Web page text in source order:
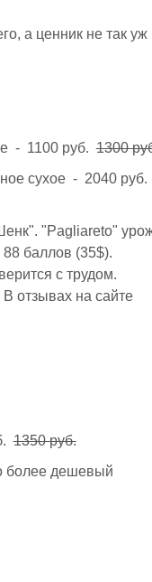
а ценник не так уж
- 1100 руб.1300
сухое - 2040 руб.
"Pagliareto"
баллов (35$).
с трудом.
отзывах на сайте
1350 руб.
более дешевый